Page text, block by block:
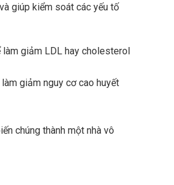
giúp kiểm soát các yếu tố
làm giảm LDL hay cholesterol
giảm nguy cơ cao huyết
chúng thành một nhà vô